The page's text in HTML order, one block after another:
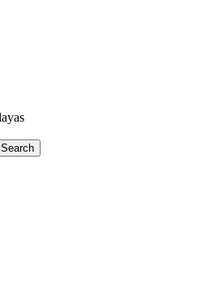
Search